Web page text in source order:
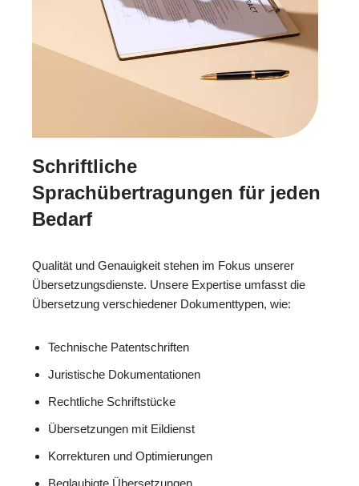
Schriftliche
Sprachübertragungen für jeden
Bedarf
Qualität und Genauigkeit stehen im Fokus unserer
Übersetzungsdienste. Unsere Expertise umfasst die
Übersetzung verschiedener Dokumenttypen, wie:
Technische Patentschriften
Juristische Dokumentationen
Rechtliche Schriftstücke
Übersetzungen mit Eildienst
Korrekturen und Optimierungen
Beglaubigte Übersetzungen